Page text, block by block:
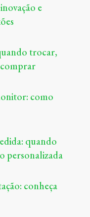
e
trocar,
como
quando
personalizada
conheça